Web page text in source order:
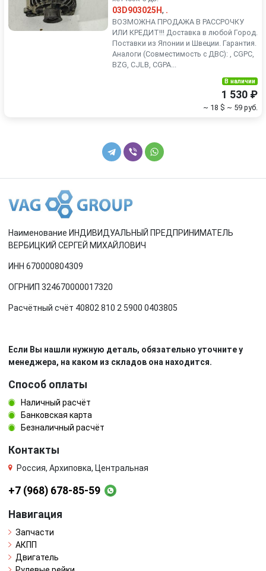
03D903025H, .
ВОЗМОЖНА ПРОДАЖА В РАССРОЧКУ
ИЛИ КРЕДИТ!!! Доставка в любой Город.
Поставки из Японии и Швеции. Гарантия.
Аналоги (Совместимость с ДВС): , CGPC,
BZG, CJLB, CGPA...
В наличии
1 530 ₽
~ 18 $ ~ 59 руб.
Наименование ИНДИВИДУАЛЬНЫЙ ПРЕДПРИНИМАТЕЛЬ
ВЕРБИЦКИЙ СЕРГЕЙ МИХАЙЛОВИЧ
ИНН 670000804309
ОГРНИП 324670000017320
Расчётный счёт 40802 810 2 5900 0403805
Если Вы нашли нужную деталь, обязательно уточните у
менеджера, на каком из складов она находится.
Способ оплаты
Наличный расчёт
Банковская карта
Безналичный расчёт
Контакты
Россия, Архиповка, Центральная
+7 (968) 678-85-59
Навигация
Запчасти
АКПП
Двигатель